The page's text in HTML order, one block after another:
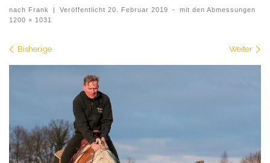
nach Frank | Veröffentlicht20. Februar 2019 -
mit den Abmessungen
1200 × 1031
Bilder Navigation
Bisherige Weiter